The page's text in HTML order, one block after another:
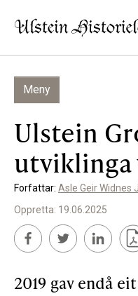
KVA VIL DU LESE OM?
Kultur
Næring
Offentlig
Personar
SLIK KAN DU BIDRA
Meny
Ulstein
utviklinga
Forfattar: Asle Geir Widnes
Oppretta: 19.06.2025
2019 gav endå